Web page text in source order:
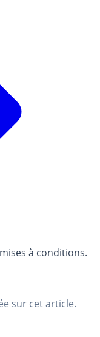
à conditions.
sur cet article.